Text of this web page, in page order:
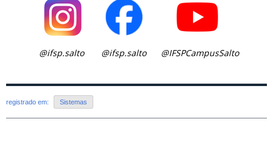
@ifsp.salto @ifsp.salto @IFSPCampusSalto
registrado em: Sistemas